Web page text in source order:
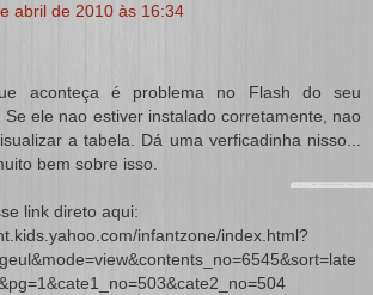
abril de 2010 às 16:34
aconteça é problema no Flash do seu
Se ele nao estiver instalado corretamente, nao
a tabela. Dá uma verficadinha nisso...
bem sobre isso.
link direto aqui:
infantzone/index.html?